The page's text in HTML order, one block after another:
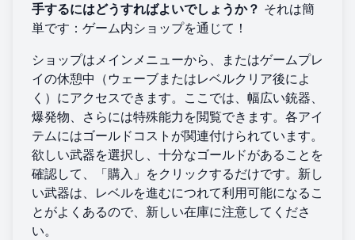
手するにはどうすればよいでしょうか？ それは簡
単です：ゲーム内ショップを通じて！
ショップはメインメニューから、またはゲームプレ
イの休憩中（ウェーブまたはレベルクリア後によ
く）にアクセスできます。ここでは、幅広い銃器、
爆発物、さらには特殊能力を閲覧できます。各アイ
テムにはゴールドコストが関連付けられています。
欲しい武器を選択し、十分なゴールドがあることを
確認して、「購入」をクリックするだけです。新し
い武器は、レベルを進むにつれて利用可能になるこ
とがよくあるので、新しい在庫に注意してくださ
い。